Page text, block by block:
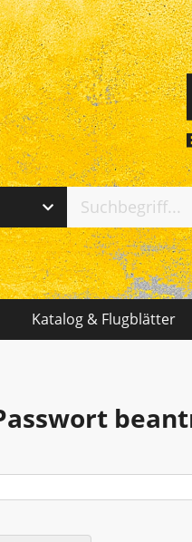
Katalog & Flugblätter
- Dachdecken
- PSA
- Schalunganfordern